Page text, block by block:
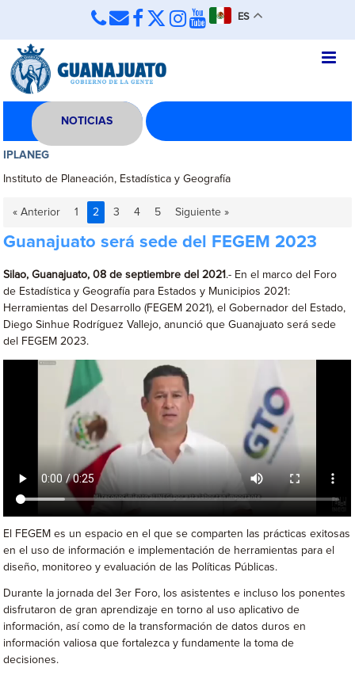
ES
NOTICIAS
IPLANEG
Instituto de Planeación, Estadística y Geografía
« Anterior 1 2 3 4 5 Siguiente »
Guanajuato será sede del FEGEM 2023
Silao, Guanajuato, 08 de septiembre del 2021 .- En el marco del Foro
de Estadística y Geografía para Estados y Municipios 2021:
Herramientas del Desarrollo (FEGEM 2021), el Gobernador del Estado,
Diego Sinhue Rodríguez Vallejo, anunció que Guanajuato será sede
del FEGEM 2023.
El FEGEM es un espacio en el que se comparten las prácticas exitosas
en el uso de información e implementación de herramientas para el
diseño, monitoreo y evaluación de las Políticas Públicas.
Durante la jornada del 3er Foro, los asistentes e incluso los ponentes
disfrutaron de gran aprendizaje en torno al uso aplicativo de
información, así como de la transformación de datos duros en
información valiosa que fortalezca y fundamente la toma de
decisiones.